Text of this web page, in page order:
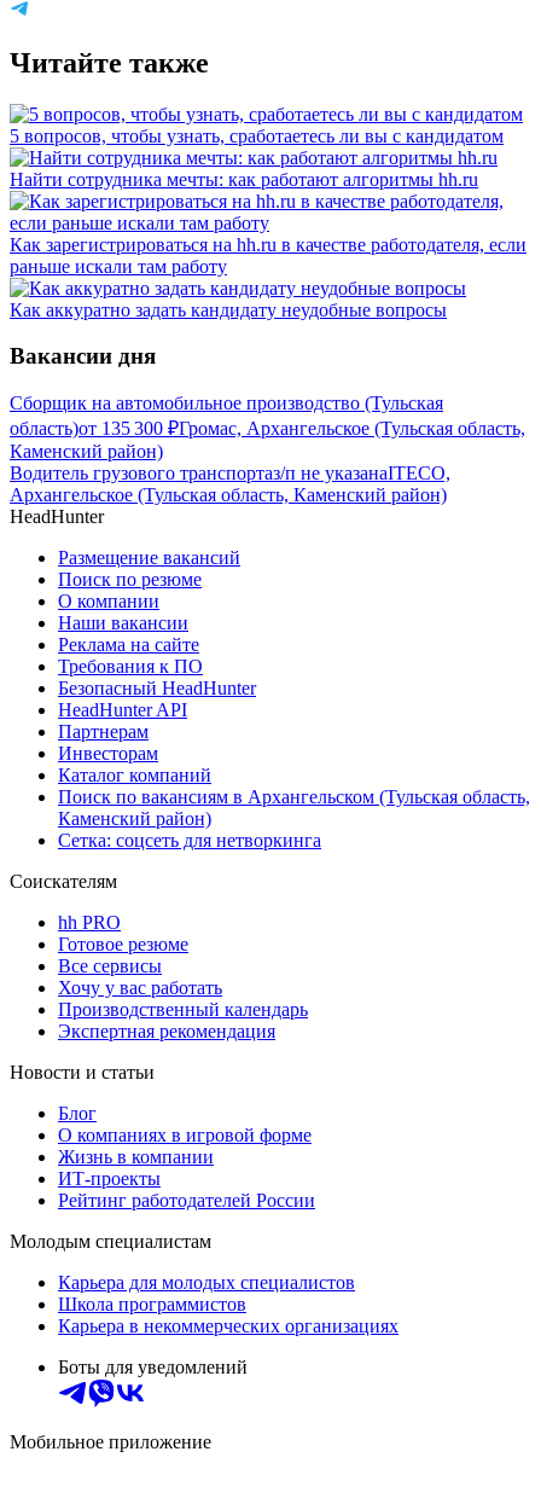
Читайте также
5 вопросов, чтобы узнать, сработаетесь ли вы с кандидатом
Найти сотрудника мечты: как работают алгоритмы hh.ru
Как зарегистрироваться на hh.ru в качестве работодателя, если
раньше искали там работу
Как аккуратно задать кандидату неудобные вопросы
Вакансии дня
Сборщик на автомобильное производство (Тульская
область)от 135 300 ₽Громас, Архангельское (Тульская область,
Каменский район)
Водитель грузового транспортаз/п не указанаITECO,
Архангельское (Тульская область, Каменский район)
HeadHunter
Размещение вакансий
Поиск по резюме
О компании
Наши вакансии
Реклама на сайте
Требования к ПО
Безопасный HeadHunter
HeadHunter API
Партнерам
Инвесторам
Каталог компаний
Поиск по вакансиям в Архангельском (Тульская область,
Каменский район)
Сетка: соцсеть для нетворкинга
Соискателям
hh PRO
Готовое резюме
Все сервисы
Хочу у вас работать
Производственный календарь
Экспертная рекомендация
Новости и статьи
Блог
О компаниях в игровой форме
Жизнь в компании
ИТ-проекты
Рейтинг работодателей России
Молодым специалистам
Карьера для молодых специалистов
Школа программистов
Карьера в некоммерческих организациях
Боты для уведомлений
Мобильное приложение